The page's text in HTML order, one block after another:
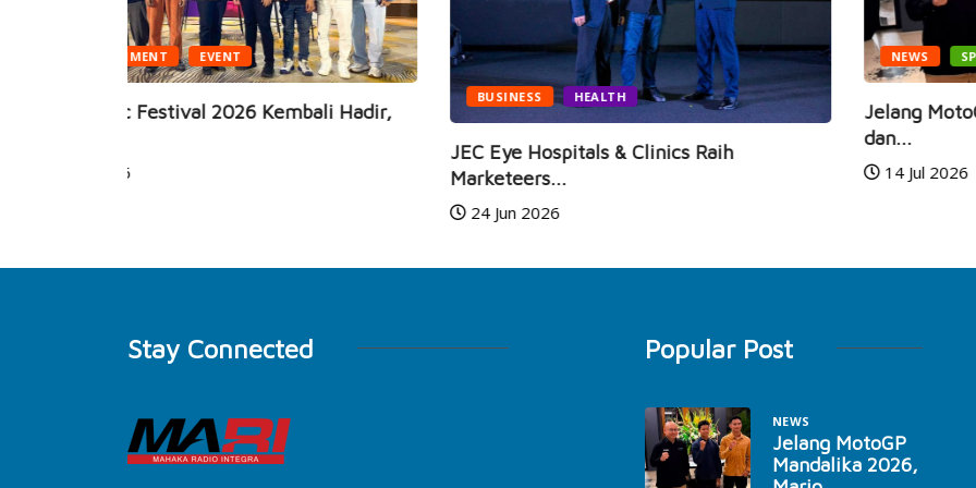
Marketeers...
NEWS SPORTS
Jelang MotoGP Mandalika 2026, Mario Aji
Stay Connected Popular Post
NEWS
Jelang MotoGP
Mandalika 2026,